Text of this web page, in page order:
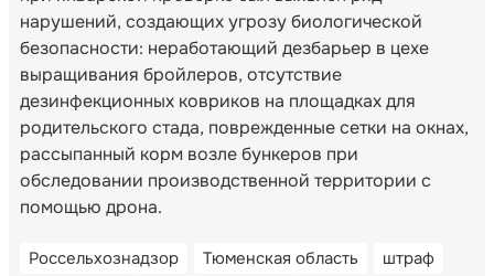
нарушений, создающих угрозу биологической
безопасности: неработающий дезбарьер в цехе
выращивания бройлеров, отсутствие
дезинфекционных ковриков на площадках для
родительского стада, поврежденные сетки на окнах,
рассыпанный корм возле бункеров при
обследовании производственной территории с
помощью дрона.
Россельхознадзор Тюменская область
штраф